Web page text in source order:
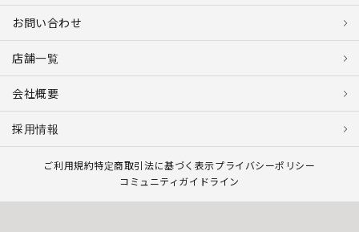
お問い合わせ
店舗一覧
会社概要
採用情報
ご利用規約特定商取引法に基づく表示プライバシーポリシー
コミュニティガイドライン